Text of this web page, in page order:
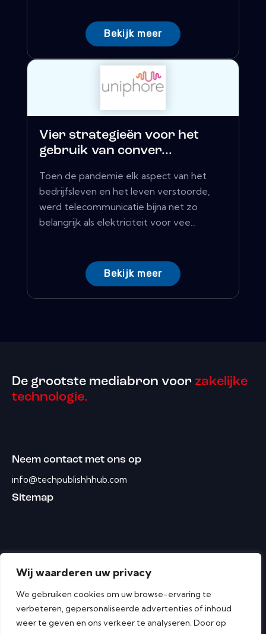
Wij waarderen uw privacy
We gebruiken cookies om uw browse-ervaring te
verbeteren, gepersonaliseerde advertenties of inhoud
weer te geven en ons verkeer te analyseren. Door op
Bekijk meer
Vier strategieën voor het
gebruik van conver...
Toen de pandemie elk aspect van het
bedrijfsleven en het leven verstoorde,
werd telecommunicatie bijna net zo
belangrijk als elektriciteit voor vee...
Bekijk meer
De grootste mediabron voor zakelijke
technologie.
Neem contact met ons op
info@techpublishhhub.com
Sitemap